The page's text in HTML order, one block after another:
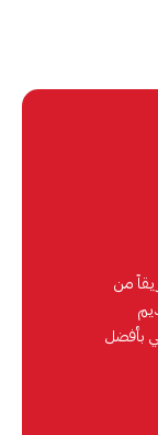
من
بأفضل